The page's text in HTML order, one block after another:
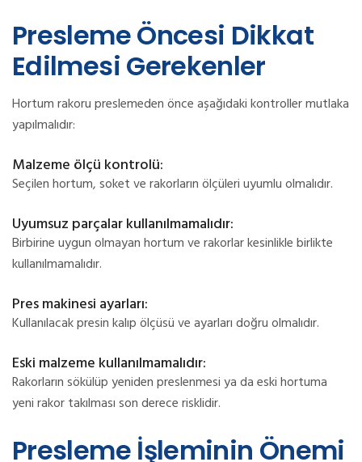
Presleme Öncesi Dikkat
Edilmesi Gerekenler
Hortum rakoru preslemeden önce aşağıdaki kontroller mutlaka
yapılmalıdır:
Malzeme ölçü kontrolü:
Seçilen hortum, soket ve rakorların ölçüleri uyumlu olmalıdır.
Uyumsuz parçalar kullanılmamalıdır:
Birbirine uygun olmayan hortum ve rakorlar kesinlikle birlikte
kullanılmamalıdır.
Pres makinesi ayarları:
Kullanılacak presin kalıp ölçüsü ve ayarları doğru olmalıdır.
Eski malzeme kullanılmamalıdır:
Rakorların sökülüp yeniden preslenmesi ya da eski hortuma
yeni rakor takılması son derece risklidir.
Presleme İşleminin Önemi